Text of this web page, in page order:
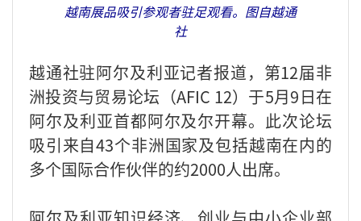
越南展品吸引参观者驻足观看。图自越通
社
越通社驻阿尔及利亚记者报道，第12届非
洲投资与贸易论坛（AFIC 12）于5月9日在
阿尔及利亚首都阿尔及尔开幕。此次论坛
吸引来自43个非洲国家及包括越南在内的
多个国际合作伙伴的约2000人出席。